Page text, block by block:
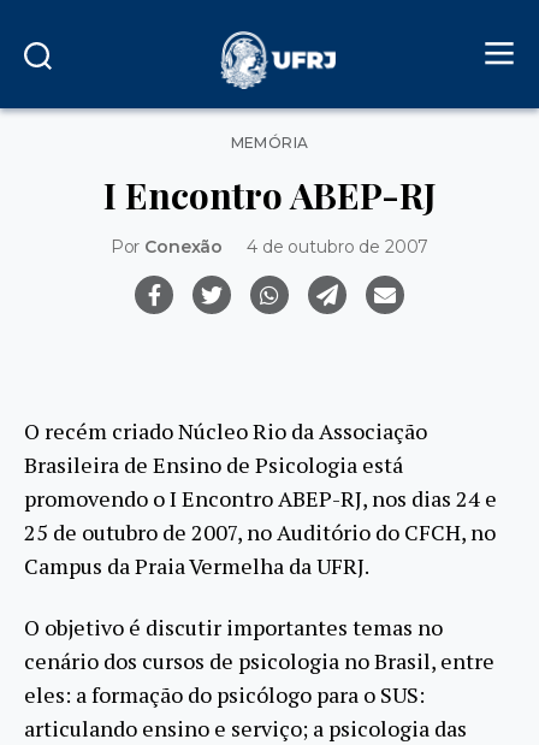
Categorias
MEMÓRIA
I Encontro ABEP-RJ
Por Conexão 4 de outubro de 2007
O recém criado Núcleo Rio da Associação
Brasileira de Ensino de Psicologia está
promovendo o I Encontro ABEP-RJ, nos dias 24 e
25 de outubro de 2007, no Auditório do CFCH, no
Campus da Praia Vermelha da UFRJ.
O objetivo é discutir importantes temas no
cenário dos cursos de psicologia no Brasil, entre
eles: a formação do psicólogo para o SUS:
articulando ensino e serviço; a psicologia das